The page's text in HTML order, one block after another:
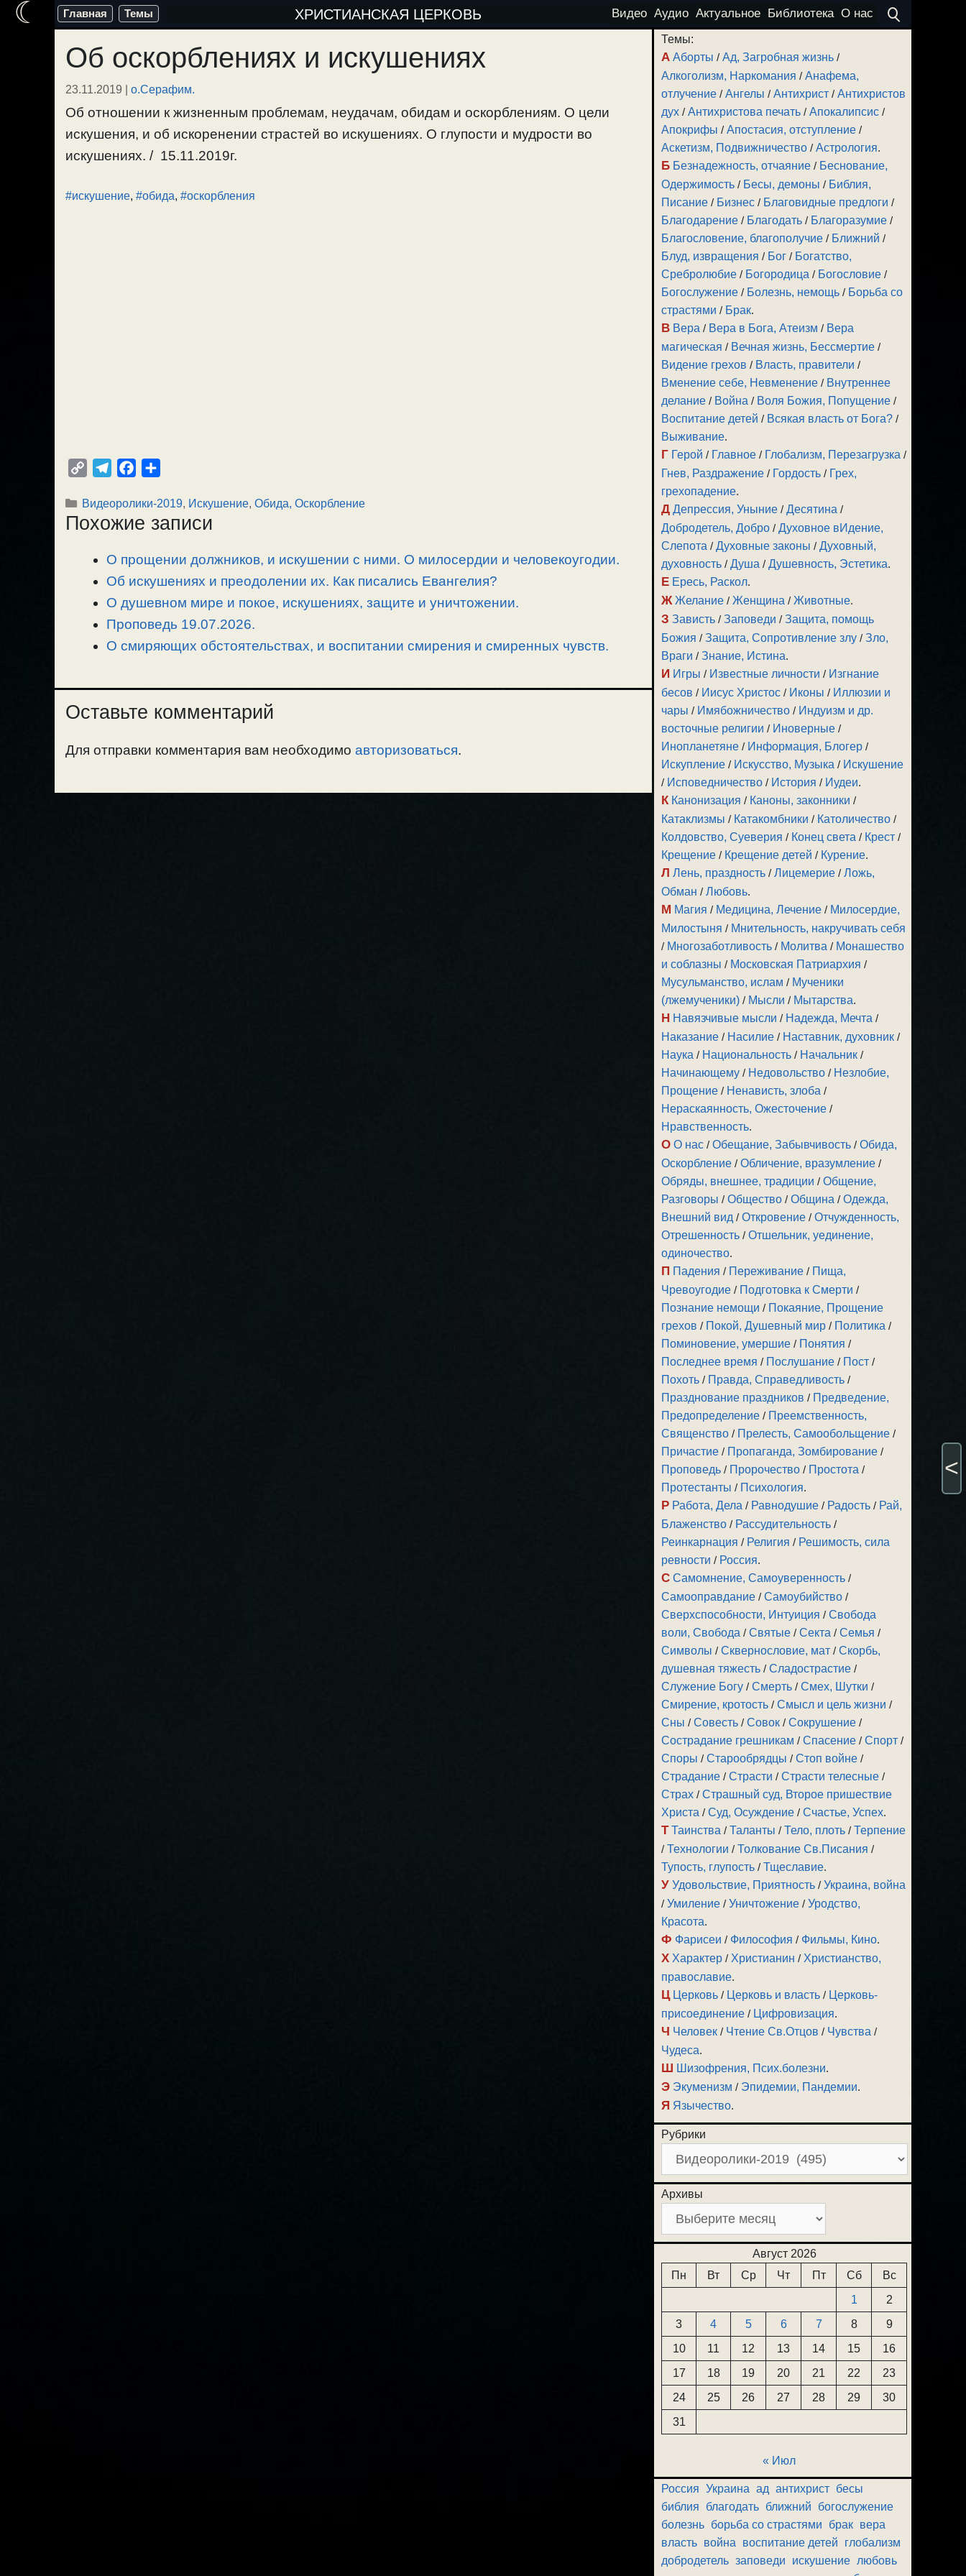
Перейти
содержимому
Главная Темы ХРИСТИАНСКАЯ ЦЕРКОВЬ Видео Аудио Актуальное Библиотека О нас
Об оскорблениях и искушениях
23.11.2019 | о.Серафим.
Об отношении к жизненным проблемам, неудачам, обидам и оскорблениям. О цели
искушения, и об искоренении страстей во искушениях. О глупости и мудрости во
искушениях. / 15.11.2019г.
#искушение, #обида, #оскорбления
p
y
l
e
r
a
m
c
e
o
o
k
п
р
в
и
т
Рубрики
Видеоролики-2019, Искушение, Обида, Оскорбление
Похожие записи
О прощении должников, и искушении с ними. О милосердии и человекоугодии.
Об искушениях и преодолении их. Как писались Евангелия?
О душевном мире и покое, искушениях, защите и уничтожении.
Проповедь 19.07.2026.
О смиряющих обстоятельствах, и воспитании смирения и смиренных чувств.
Оставьте комментарий
Для отправки комментария вам необходимо авторизоваться.
Темы:
А Аборты /Ад, Загробная жизнь /
Алкоголизм, Наркомания /Анафема,
отлучение /Ангелы /Антихрист /Антихристов
дух /Антихристова печать /Апокалипсис /
Апокрифы /Апостасия, отступление /
Аскетизм, Подвижничество /Астрология.
Б Безнадежность, отчаяние / Беснование,
Одержимость / Бесы, демоны / Библия,
Писание / Бизнес / Благовидные предлоги /
Благодарение / Благодать / Благоразумие /
Благословение, благополучие / Ближний /
Блуд, извращения / Бог / Богатство,
Сребролюбие / Богородица / Богословие /
Богослужение / Болезнь, немощь / Борьба со
страстями / Брак.
В Вера / Вера в Бога, Атеизм / Вера
магическая / Вечная жизнь, Бессмертие /
Видение грехов / Власть, правители /
Вменение себе, Невменение / Внутреннее
делание / Война / Воля Божия, Попущение /
Воспитание детей / Всякая власть от Бога? /
Выживание.
Г Герой / Главное / Глобализм, Перезагрузка /
Гнев, Раздражение / Гордость / Грех,
грехопадение.
Д Депрессия, Уныние /Десятина /
Добродетель, Добро /Духовное вИдение,
Слепота /Духовные законы /Духовный,
духовность /Душа /Душевность, Эстетика.
Е Ересь, Раскол.
Ж Желание /Женщина /Животные.
З Зависть /Заповеди /Защита, помощь
Божия /Защита, Сопротивление злу /Зло,
Враги /Знание, Истина.
И Игры / Известные личности / Изгнание
бесов / Иисус Христос / Иконы / Иллюзии и
чары / Имябожничество / Индуизм и др.
восточные религии / Иноверные /
Инопланетяне / Информация, Блогер /
Искупление / Искусство, Музыка / Искушение
/ Исповедничество / История / Иудеи.
К Канонизация / Каноны, законники /
Катаклизмы / Катакомбники / Католичество /
Колдовство, Суеверия / Конец света / Крест /
Крещение / Крещение детей / Курение.
Л Лень, праздность /Лицемерие /Ложь,
Обман /Любовь.
М Магия / Медицина, Лечение / Милосердие,
Милостыня / Мнительность, накручивать себя
/ Многозаботливость / Молитва / Монашество
и соблазны / Московская Патриархия /
Мусульманство, ислам / Мученики
(лжемученики) / Мысли / Мытарства.
Н Навязчивые мысли / Надежда, Мечта /
Наказание / Насилие / Наставник, духовник /
Наука / Национальность / Начальник /
Начинающему / Недовольство / Незлобие,
Прощение / Ненависть, злоба /
Нераскаянность, Ожесточение /
Нравственность.
О О нас /Обещание, Забывчивость /Обида,
Оскорбление /Обличение, вразумление /
Обряды, внешнее, традиции /Общение,
Разговоры /Общество /Община /Одежда,
Внешний вид /Откровение /Отчужденность,
Отрешенность /Отшельник, уединение,
одиночество.
П Падения / Переживание / Пища,
Чревоугодие / Подготовка к Смерти /
Познание немощи / Покаяние, Прощение
грехов / Покой, Душевный мир / Политика /
Поминовение, умершие / Понятия /
Последнее время / Послушание / Пост /
Похоть / Правда, Справедливость /
Празднование праздников / Предведение,
Предопределение / Преемственность,
Священство / Прелесть, Самообольщение /
Причастие / Пропаганда, Зомбирование /
Проповедь / Пророчество / Простота /
Протестанты / Психология.
Р Работа, Дела / Равнодушие / Радость / Рай,
Блаженство / Рассудительность /
Реинкарнация / Религия / Решимость, сила
ревности / Россия.
С Самомнение, Самоуверенность /
Самооправдание /Самоубийство /
Сверхспособности, Интуиция /Свобода
воли, Свобода /Святые /Секта /Семья /
Символы /Сквернословие, мат /Скорбь,
душевная тяжесть /Сладострастие /
Служение Богу /Смерть /Смех, Шутки /
Смирение, кротость /Смысл и цель жизни /
Сны /Совесть /Совок /Сокрушение /
Сострадание грешникам /Спасение /Спорт /
Споры /Старообрядцы /Стоп войне /
Страдание /Страсти /Страсти телесные /
Страх /Страшный суд, Второе пришествие
Христа /Суд, Осуждение /Счастье, Успех.
Т Таинства /Таланты /Тело, плоть /Терпение
/Технологии /Толкование Св.Писания /
Тупость, глупость /Тщеславие.
У Удовольствие, Приятность /Украина, война
/Умиление /Уничтожение /Уродство,
Красота.
Ф Фарисеи / Философия / Фильмы, Кино.
Х Характер / Христианин / Христианство,
православие.
Ц Церковь / Церковь и власть / Церковь-
присоединение / Цифровизация.
Ч Человек / Чтение Св.Отцов / Чувства /
Чудеса.
Ш Шизофрения, Псих.болезни.
Э Экуменизм / Эпидемии, Пандемии.
Я Язычество.
Рубрики
Архивы
Август 2026
Пн
Вт Ср Чт Пт Сб
Вс
1
2
3
4 5 6 7 8
9
10
11 12 13 14 15
16
17
18 19 20 21 22
23
24
25 26 27 28 29
30
31
« Июл
Россия Украина ад антихрист бесы
библия
благодать ближний
богослужение
болезнь борьба со страстями брак вера
власть война воспитание детей
глобализм
добродетель заповеди искушение любовь
☾
<